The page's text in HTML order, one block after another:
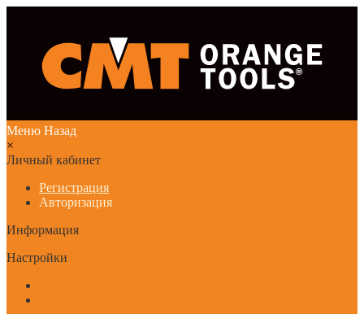
Меню Назад
×
Личный кабинет
Регистрация
Авторизация
Информация
Настройки